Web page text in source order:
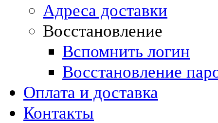
Адреса доставки
Восстановление
Вспомнить логин
Восстановление
Оплата и доставка
Контакты